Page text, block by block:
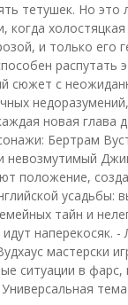
тетушек. Но это
когда
и только его
распутать
сюжет с
новая глава
Бертрам
невозмутимый
положение,
усадьбы:
тайн и
наперекосяк. -
мастерски
ситуации в фарс,